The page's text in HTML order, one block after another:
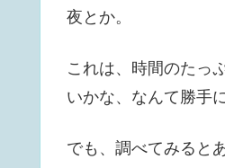
夜とか。
これは、時間のたっ
いかな、なんて勝手
でも、調べてみると